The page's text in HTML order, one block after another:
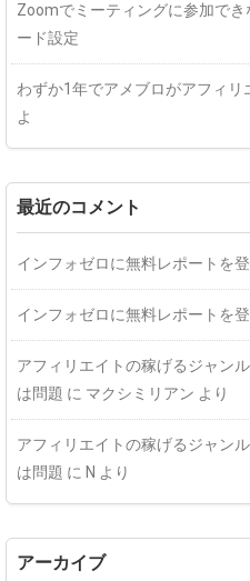
Zoomでミーティングに参加で
ード設定
わずか1年でアメブロがアフィ
よ
最近のコメント
インフォゼロに無料レポートを
インフォゼロに無料レポートを
アフィリエイトの稼げるジャン
は問題 に マクシミリアン より
アフィリエイトの稼げるジャン
は問題 に N より
アーカイブ